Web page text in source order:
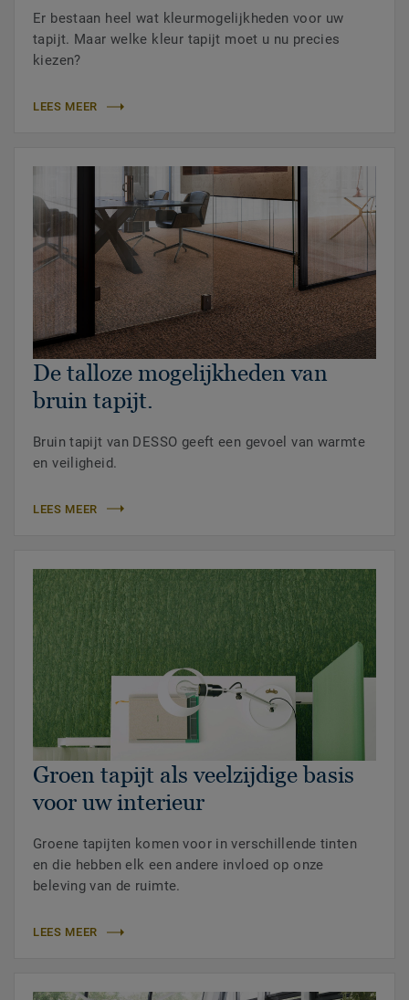
Er bestaan heel wat kleurmogelijkheden voor uw
tapijt. Maar welke kleur tapijt moet u nu precies
kiezen?
LEES MEER
De talloze mogelijkheden van
bruin tapijt.
Bruin tapijt van DESSO geeft een gevoel van warmte
en veiligheid.
LEES MEER
Groen tapijt als veelzijdige basis
voor uw interieur
Groene tapijten komen voor in verschillende tinten
en die hebben elk een andere invloed op onze
beleving van de ruimte.
LEES MEER